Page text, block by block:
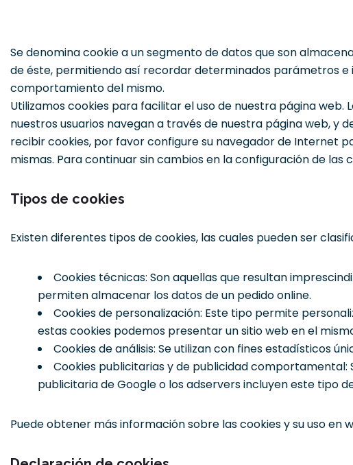
Se denomina cookie a un segmento de datos que son
de éste, permitiendo así recordar determinados parámetros e
comportamiento del mismo.
Utilizamos cookies para facilitar el uso de nuestra página
nuestros usuarios navegan a través de nuestra página web,
recibir cookies, por favor configure su navegador de Internet
mismas. Para continuar sin cambios en la configuración de
Tipos de cookies
Existen diferentes tipos de cookies, las cuales pueden ser
Cookies técnicas: Son aquellas que resultan
permiten almacenar los datos de un pedido online.
Cookies de personalización: Este tipo permite
estas cookies podemos presentar un sitio web en el
Cookies de análisis: Se utilizan con fines estadísticos
Cookies publicitarias y de publicidad comportamental:
publicitaria de Google o los adservers incluyen este tipo
Puede obtener más información sobre las cookies y su uso en